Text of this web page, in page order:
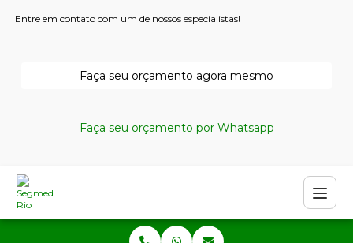
Entre em contato com um de nossos especialistas!
Faça seu orçamento agora mesmo
Faça seu orçamento por Whatsapp